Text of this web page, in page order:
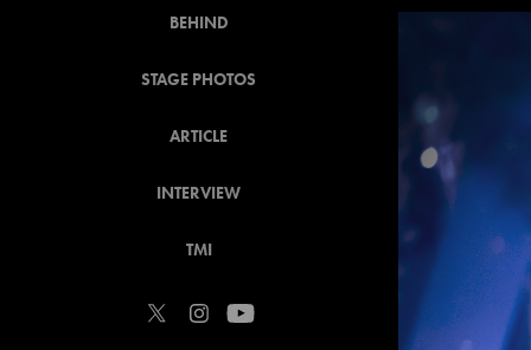
BEHIND
STAGE PHOTOS
ARTICLE
INTERVIEW
TMI